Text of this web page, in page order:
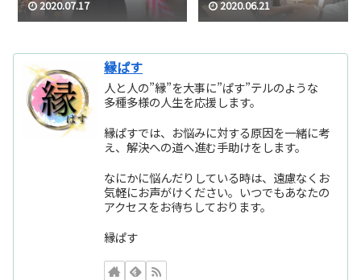
2020.07.17 2020.06.21
縁ぱす
人と人の”縁”を大事に”ぱす”テルのような
多種多様の人生を応援します。
縁ぱすでは、お悩みに対する原因を一緒に考
え、解決への道へ進む手助けをします。
なにかに悩んだりしている時は、遠慮なくお
気軽にお声がけください。いつでもあなたの
アクセスをお待ちしております。
縁ぱす